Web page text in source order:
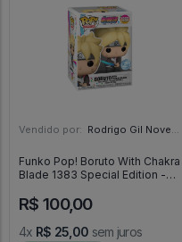
Vendido por: Rodrigo Gil Novello - SP
Funko Pop! Boruto With Chakra
Blade 1383 Special Edition -
Generations #1383
R$ 100,00
4x R$ 25,00 sem juros